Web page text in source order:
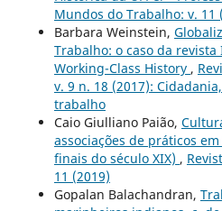
Mundos do Trabalho: v. 11
Barbara Weinstein,
Trabalho: o caso da
Working-Class History ,
v. 9 n. 18 (2017):
trabalho
Caio Giulliano Paião,
associações de práticos
finais do século XIX) ,
11 (2019)
Gopalan Balachandran,